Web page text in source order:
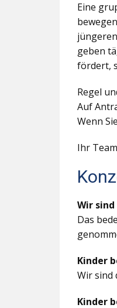
Eine
geben
fördert,
Regel
Auf
Wenn
Ihr
Wir
Das
Kinder
Wir sind
Kinder